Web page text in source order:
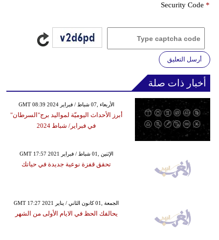
Security Code *
أرسل التعليق
أخبار ذات صلة
GMT 08:39 2024 الأربعاء ,07 شباط / فبراير
أبرز الأحداث اليوميّة لمواليد برج"السرطان"
في فبراير/ شباط 2024
GMT 17:57 2021 الإثنين ,01 شباط / فبراير
تحقق قفزة نوعية جديدة في حياتك
GMT 17:27 2021 الجمعة ,01 كانون الثاني / يناير
يحالفك الحظ في الايام الأولى من الشهر